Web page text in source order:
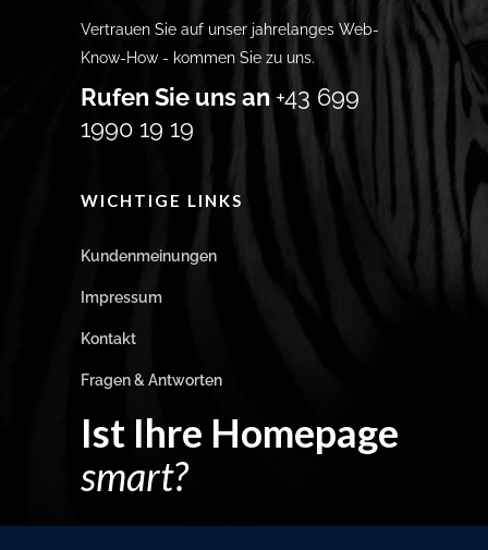
Vertrauen Sie auf unser jahrelanges Web-
Know-How - kommen Sie zu uns.
Rufen Sie uns an +43 699
1990 19 19
WICHTIGE LINKS
Kundenmeinungen
Impressum
Kontakt
Fragen & Antworten
Ist Ihre Homepage
smart?